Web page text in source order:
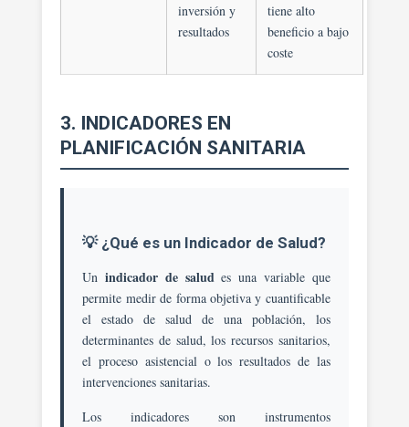
inversión y
resultados
tiene alto
beneficio a bajo
coste
3. INDICADORES EN
PLANIFICACIÓN SANITARIA
💡 ¿Qué es un Indicador de Salud?
Unindicador de saludes una variable que
permite medir de forma objetiva y cuantificable
el estado de salud de una población, los
determinantes de salud, los recursos sanitarios,
el proceso asistencial o los resultados de las
intervenciones sanitarias.
Los indicadores son instrumentos